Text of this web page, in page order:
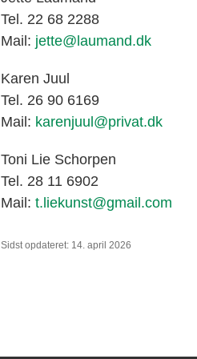
Tel. 22 68 2288
Mail: jette@laumand.dk
Karen Juul
Tel. 26 90 6169
Mail: karenjuul@privat.dk
Toni Lie Schorpen
Tel. 28 11 6902
Mail: t.liekunst@gmail.com
Sidst opdateret: 14. april 2026